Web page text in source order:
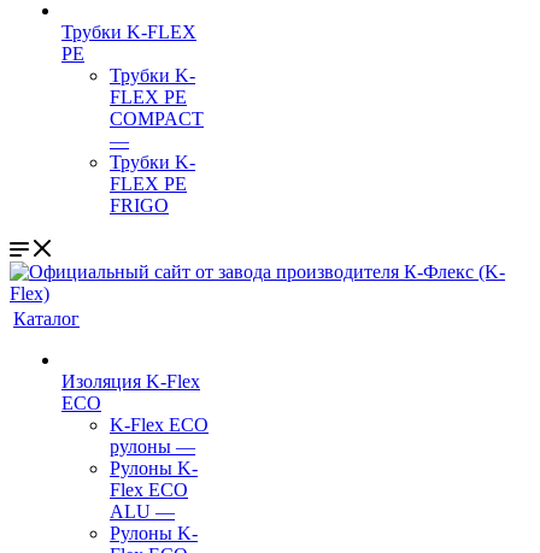
Трубки K-FLEX
PE
Трубки K-
FLEX PE
COMPACT
—
Трубки K-
FLEX PE
FRIGO
Каталог
Изоляция K-Flex
ECO
K-Flex ECO
рулоны —
Рулоны K-
Flex ECO
ALU —
Рулоны K-